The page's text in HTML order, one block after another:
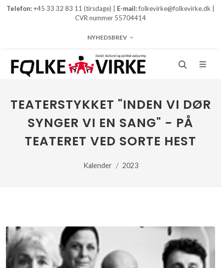
Telefon:+45 33 32 83 11 (tirsdage) | E-mail:folkevirke@folkevirke.dk |
CVR nummer 55704414
NYHEDSBREV
TEATERSTYKKET "INDEN VI DØR
SYNGER VI EN SANG" - PÅ
TEATERET VED SORTE HEST
Kalender 2023